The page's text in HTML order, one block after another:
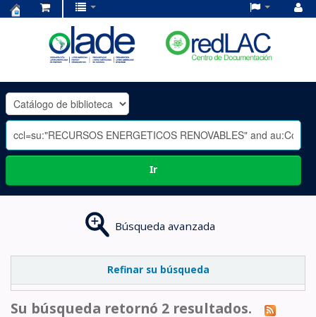
OLADE
-
Ir
Búsqueda avanzada
Refinar su búsqueda
Su búsqueda retornó 2 resultados.